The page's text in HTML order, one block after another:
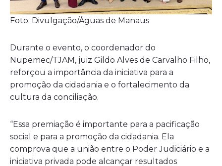
Foto: Divulgação/Águas de Manaus
Durante o evento, o coordenador do
Nupemec/TJAM, juiz Gildo Alves de Carvalho Filho,
reforçou a importância da iniciativa para a
promoção da cidadania e o fortalecimento da
cultura da conciliação.
“Essa premiação é importante para a pacificação
social e para a promoção da cidadania. Ela
comprova que a união entre o Poder Judiciário e a
iniciativa privada pode alcançar resultados